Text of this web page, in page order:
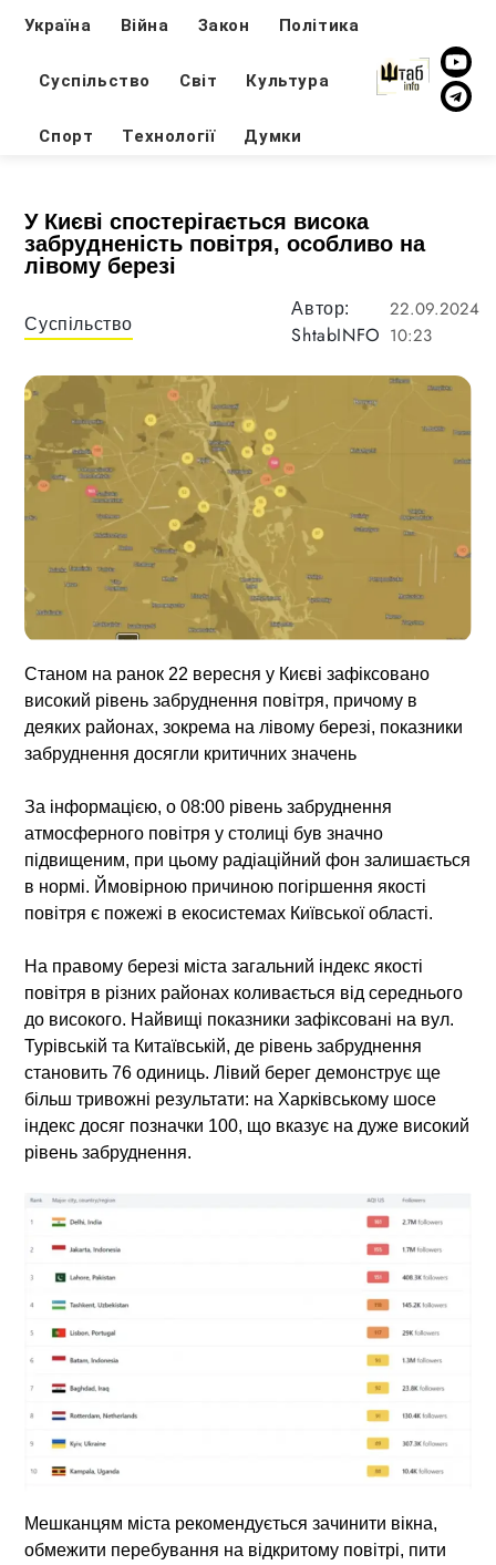
Україна Війна Закон Політика
Суспільство Світ Культура
Спорт Технології Думки
У Києві спостерігається висока
забрудненість повітря, особливо на
лівому березі
Суспільство
Автор:
ShtabINFO
22.09.2024
10:23
Станом на ранок 22 вересня у Києві зафіксовано
високий рівень забруднення повітря, причому в
деяких районах, зокрема на лівому березі, показники
забруднення досягли критичних значень
За інформацією, о 08:00 рівень забруднення
атмосферного повітря у столиці був значно
підвищеним, при цьому радіаційний фон залишається
в нормі. Ймовірною причиною погіршення якості
повітря є пожежі в екосистемах Київської області.
На правому березі міста загальний індекс якості
повітря в різних районах коливається від середнього
до високого. Найвищі показники зафіксовані на вул.
Турівській та Китаївській, де рівень забруднення
становить 76 одиниць. Лівий берег демонструє ще
більш тривожні результати: на Харківському шосе
індекс досяг позначки 100, що вказує на дуже високий
рівень забруднення.
Мешканцям міста рекомендується зачинити вікна,
обмежити перебування на відкритому повітрі, пити